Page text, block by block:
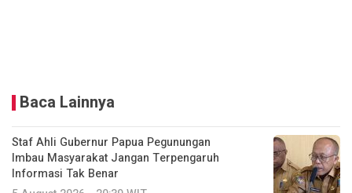
Baca Lainnya
Staf Ahli Gubernur Papua Pegunungan
Imbau Masyarakat Jangan Terpengaruh
Informasi Tak Benar